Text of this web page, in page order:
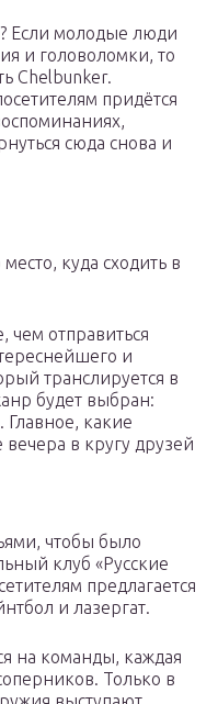
Если молодые люди
и головоломки, то
Chelbunker.
придётся
сюда снова и
куда сходить в
чем отправиться
и
транслируется в
будет выбран:
какие
вечера в кругу друзей
чтобы было
клуб «Русские
предлагается
и лазергат.
на команды, каждая
Только в